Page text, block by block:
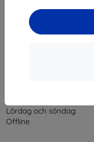
Kontakt
Lördag och söndag:
Offline